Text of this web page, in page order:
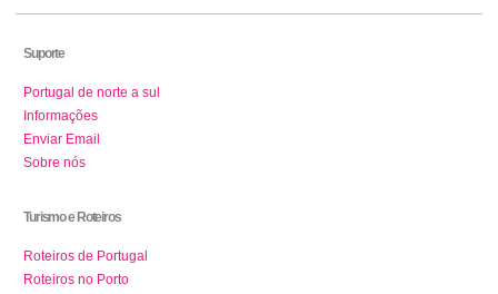
Suporte
Portugal de norte a sul
Informações
Enviar Email
Sobre nós
Turismo e Roteiros
Roteiros de Portugal
Roteiros no Porto